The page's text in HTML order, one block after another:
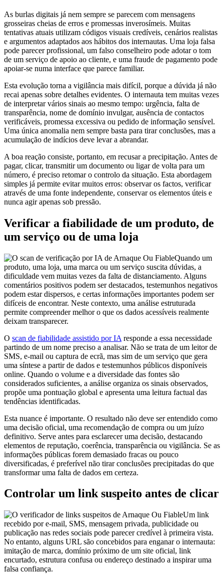
As burlas digitais já nem sempre se parecem com mensagens
grosseiras cheias de erros e promessas inverosímeis. Muitas
tentativas atuais utilizam códigos visuais credíveis, cenários realistas
e argumentos adaptados aos hábitos dos internautas. Uma loja falsa
pode parecer profissional, um falso conselheiro pode adotar o tom
de um serviço de apoio ao cliente, e uma fraude de pagamento pode
apoiar-se numa interface que parece familiar.
Esta evolução torna a vigilância mais difícil, porque a dúvida já não
recai apenas sobre detalhes evidentes. O internauta tem muitas vezes
de interpretar vários sinais ao mesmo tempo: urgência, falta de
transparência, nome de domínio invulgar, ausência de contactos
verificáveis, promessa excessiva ou pedido de informação sensível.
Uma única anomalia nem sempre basta para tirar conclusões, mas a
acumulação de indícios deve levar a abrandar.
A boa reação consiste, portanto, em recusar a precipitação. Antes de
pagar, clicar, transmitir um documento ou ligar de volta para um
número, é preciso retomar o controlo da situação. Esta abordagem
simples já permite evitar muitos erros: observar os factos, verificar
através de uma fonte independente, conservar os elementos úteis e
nunca agir apenas sob pressão.
Verificar a fiabilidade de um produto, de
um serviço ou de uma loja
Quando um
produto, uma loja, uma marca ou um serviço suscita dúvidas, a
dificuldade vem muitas vezes da falta de distanciamento. Alguns
comentários positivos podem ser destacados, testemunhos negativos
podem estar dispersos, e certas informações importantes podem ser
difíceis de encontrar. Neste contexto, uma análise estruturada
permite compreender melhor o que os dados acessíveis realmente
deixam transparecer.
O scan de fiabilidade assistido por IA responde a essa necessidade
partindo de um nome preciso a analisar. Não se trata de um leitor de
SMS, e-mail ou captura de ecrã, mas sim de um serviço que gera
uma síntese a partir de dados e testemunhos públicos disponíveis
online. Quando o volume e a diversidade das fontes são
considerados suficientes, a análise organiza os sinais observados,
propõe uma pontuação global e apresenta uma leitura factual das
tendências identificadas.
Esta nuance é importante. O resultado não deve ser entendido como
uma decisão oficial, uma recomendação de compra ou um juízo
definitivo. Serve antes para esclarecer uma decisão, destacando
elementos de reputação, coerência, transparência ou vigilância. Se as
informações públicas forem demasiado fracas ou pouco
diversificadas, é preferível não tirar conclusões precipitadas do que
transformar uma falta de dados em certeza.
Controlar um link suspeito antes de clicar
Um link
recebido por e-mail, SMS, mensagem privada, publicidade ou
publicação nas redes sociais pode parecer credível à primeira vista.
No entanto, alguns URL são concebidos para enganar o internauta:
imitação de marca, domínio próximo de um site oficial, link
encurtado, estrutura confusa ou endereço destinado a inspirar uma
falsa confiança.